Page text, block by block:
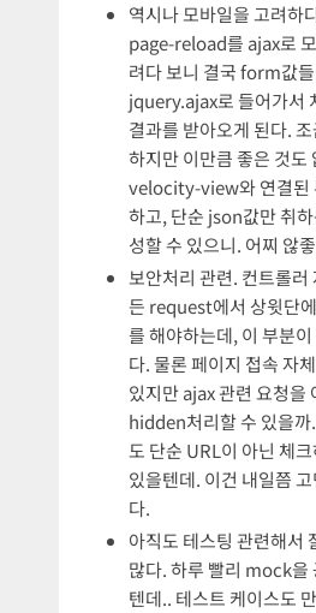
역시나 모바일을 고려하
page-reload를 ajax로
려다 보니 결국 form값
jquery.ajax로 들어가서
결과를 받아오게 된다.
하지만 이만큼 좋은 것도
velocity-view와 연결된
하고, 단순 json값만 취
성할 수 있으니. 어찌 않
보안처리 관련. 컨트롤러
든 request에서 상윗단
를 해야하는데, 이 부분
다. 물론 페이지 접속 자
있지만 ajax 관련 요청을
hidden처리할 수 있을까
도 단순 URL이 아닌 체
있을텐데. 이건 내일쯤
다.
아직도 테스팅 관련해서
많다. 하루 빨리 mock을
텐데.. 테스트 케이스도